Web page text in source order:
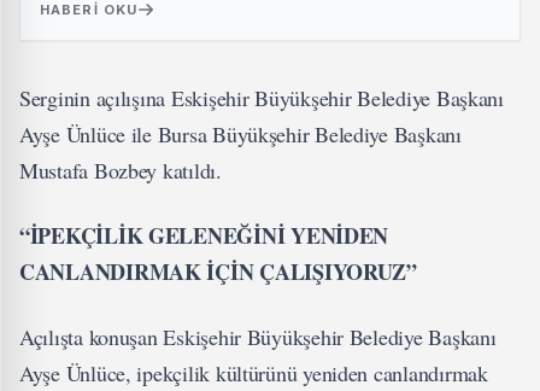
HABERI OKU
Serginin açılışına Eskişehir Büyükşehir Belediye Başkanı
Ayşe Ünlüce ile Bursa Büyükşehir Belediye Başkanı
Mustafa Bozbey katıldı.
“İPEKÇİLİK GELENEĞİNİ YENİDEN
CANLANDIRMAK İÇİN ÇALIŞIYORUZ”
Açılışta konuşan Eskişehir Büyükşehir Belediye Başkanı
Ayşe Ünlüce, ipekçilik kültürünü yeniden canlandırmak